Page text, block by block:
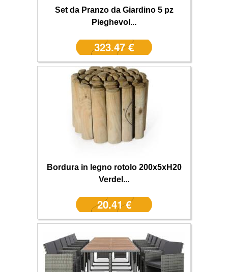
Set da Pranzo da Giardino 5 pz
Pieghevol...
323.47 €
Bordura in legno rotolo 200x5xH20
Verdel...
20.41 €